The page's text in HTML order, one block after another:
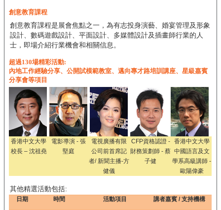
創意教育課程
創意教育課程是展會焦點之一，為有志投身演藝、婚宴管理及形象
設計、數碼遊戲設計、平面設計、多媒體設計及插畫師行業的人
士，即場介紹行業機會和相關信息。
超過130場精彩活動:
內地工作經驗分享、公開試模範教室、邁向專才路培訓講座、星級嘉賓
分享會等項目
香港中文大學
校長 – 沈祖堯
電影導演 - 張
堅庭
電視廣播有限
公司前首席記
者/ 新聞主播-方
健儀
CFP資格認證 -
財務策劃師 - 蔡
子健
香港中文大學
中國語言及文
學系高級講師 -
歐陽偉豪
其他精選活動包括:
日期 時間 活動項目 講者嘉賓 / 支持機構